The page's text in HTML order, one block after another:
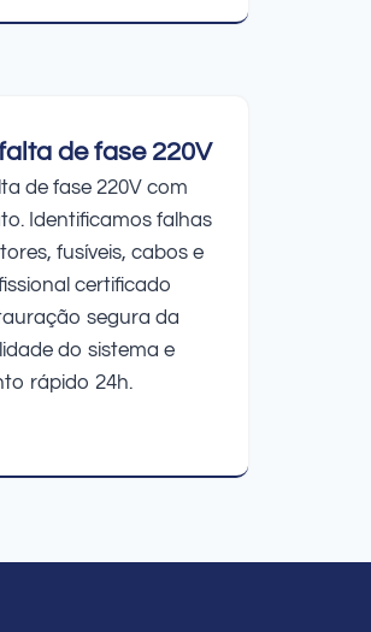
de fase 220V
de fase 220V com
Identificamos falhas
fusíveis, cabos e
certificado
segura da
do sistema e
rápido 24h.